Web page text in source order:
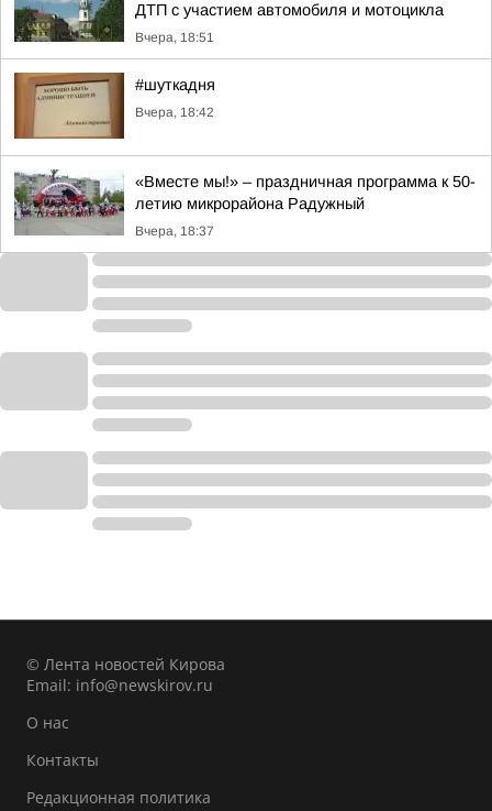
ДТП с участием автомобиля и мотоцикла
Вчера, 18:51
#шуткадня
Вчера, 18:42
«Вместе мы!» – праздничная программа к 50-
летию микрорайона Радужный
Вчера, 18:37
© Лента новостей Кирова
Email: info@newskirov.ru
О нас
Контакты
Редакционная политика